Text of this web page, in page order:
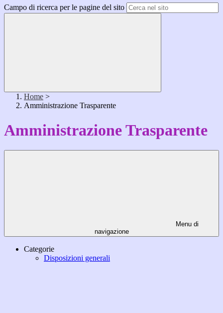
Campo di ricerca per le pagine del sito
Home >
Amministrazione Trasparente
Amministrazione Trasparente
Menu di
navigazione
Categorie
Disposizioni generali